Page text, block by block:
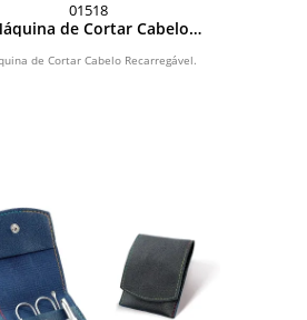
01518
de Cortar Cabelo
de Cortar Cabelo Recarregável.